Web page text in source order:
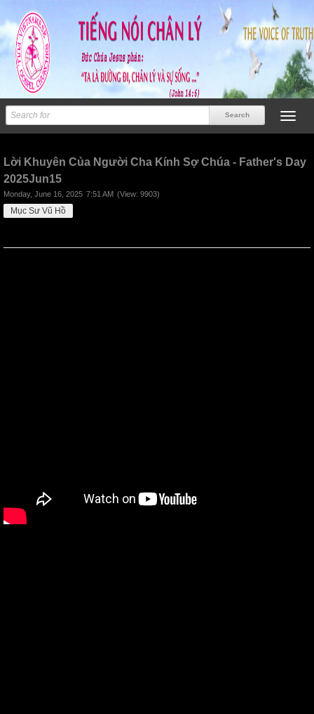
Lời Khuyên Của Người Cha Kính Sợ Chúa - Father's Day
2025Jun15
Monday, June 16, 2025 7:51 AM (View: 9903)
Mục Sư Vũ Hồ